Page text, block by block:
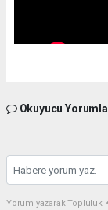
Okuyucu
Yorum yazarak Topluluk